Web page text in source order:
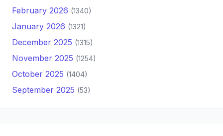
February 2026 (1340)
January 2026 (1321)
December 2025 (1315)
November 2025 (1254)
October 2025 (1404)
September 2025 (53)